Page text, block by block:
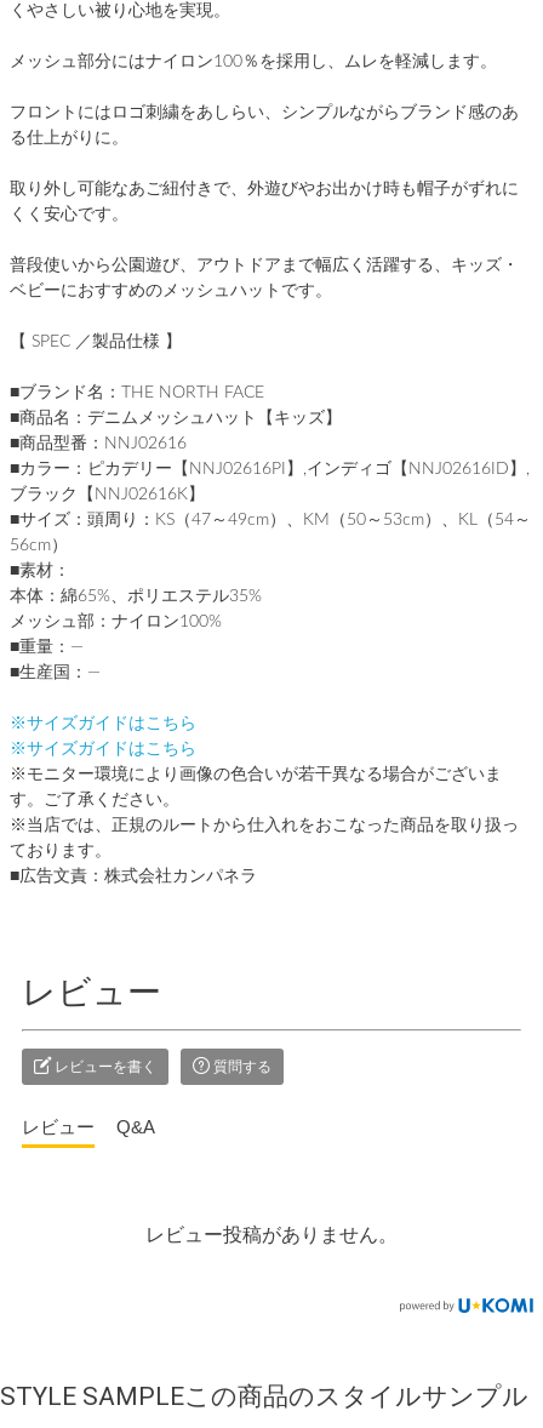
くやさしい被り心地を実現。
メッシュ部分にはナイロン100％を採用し、ムレを軽減します。
フロントにはロゴ刺繍をあしらい、シンプルながらブランド感のあ
る仕上がりに。
取り外し可能なあご紐付きで、外遊びやお出かけ時も帽子がずれに
くく安心です。
普段使いから公園遊び、アウトドアまで幅広く活躍する、キッズ・
ベビーにおすすめのメッシュハットです。
【 SPEC ／製品仕様 】
■ブランド名：THE NORTH FACE
■商品名：デニムメッシュハット【キッズ】
■商品型番：NNJ02616
■カラー：ピカデリー【NNJ02616PI】,インディゴ【NNJ02616ID】,
ブラック【NNJ02616K】
■サイズ：頭周り：KS（47～49cm）、KM（50～53cm）、KL（54～
56cm）
■素材：
本体：綿65%、ポリエステル35%
メッシュ部：ナイロン100%
■重量：―
■生産国：―
※サイズガイドはこちら
※サイズガイドはこちら
※モニター環境により画像の色合いが若干異なる場合がございま
す。ご了承ください。
※当店では、正規のルートから仕入れをおこなった商品を取り扱っ
ております。
■広告文責：株式会社カンパネラ
レビュー
レビューを書く 質問する
レビュー Q&A
レビュー投稿がありません。
STYLE SAMPLEこの商品のスタイルサンプル